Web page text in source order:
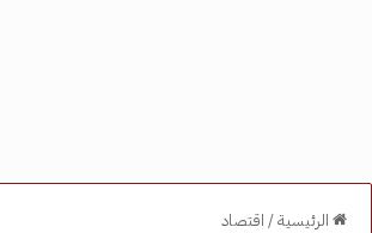
الرئيسية/ اقتصاد